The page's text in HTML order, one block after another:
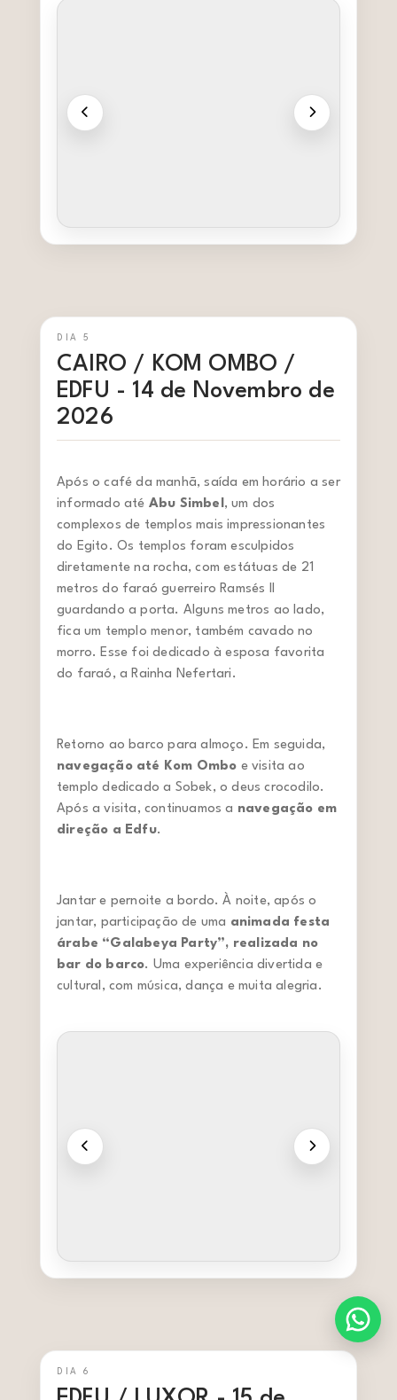
DIA 5
CAIRO / KOM OMBO /
EDFU - 14 de Novembro de
2026
Após o café da manhã, saída em horário a ser
informado até Abu Simbel , um dos
complexos de templos mais impressionantes
do Egito. Os templos foram esculpidos
diretamente na rocha, com estátuas de 21
metros do faraó guerreiro Ramsés II
guardando a porta. Alguns metros ao lado,
fica um templo menor, também cavado no
morro. Esse foi dedicado à esposa favorita
do faraó, a Rainha Nefertari.
Retorno ao barco para almoço. Em seguida,
navegação até Kom Ombo e visita ao
templo dedicado a Sobek, o deus crocodilo.
Após a visita, continuamos a navegação em
direção a Edfu.
Jantar e pernoite a bordo. À noite, após o
jantar, participação de uma animada festa
árabe “Galabeya Party”, realizada no
bar do barco. Uma experiência divertida e
cultural, com música, dança e muita alegria.
DIA 6